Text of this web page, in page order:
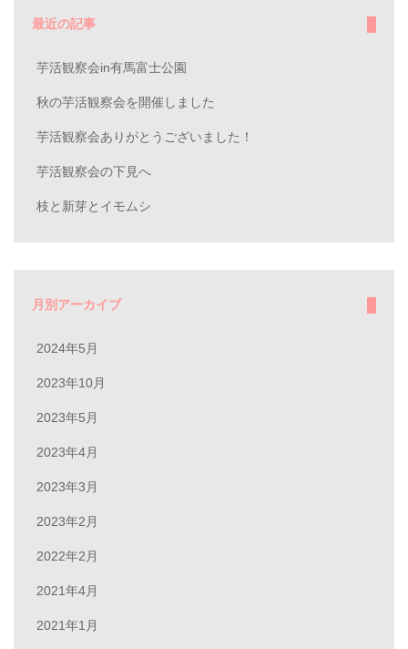
最近の記事
芋活観察会in有馬富士公園
秋の芋活観察会を開催しました
芋活観察会ありがとうございました！
芋活観察会の下見へ
枝と新芽とイモムシ
月別アーカイブ
2024年5月
2023年10月
2023年5月
2023年4月
2023年3月
2023年2月
2022年2月
2021年4月
2021年1月